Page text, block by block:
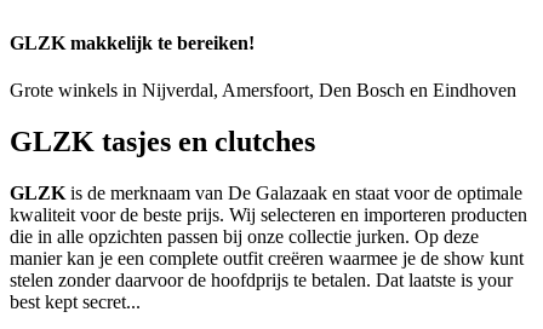
GLZK makkelijk te bereiken!
Grote winkels in Nijverdal, Amersfoort, Den Bosch en Eindhoven
GLZK tasjes en clutches
GLZK is de merknaam van De Galazaak en staat voor de optimale
kwaliteit voor de beste prijs. Wij selecteren en importeren producten
die in alle opzichten passen bij onze collectie jurken. Op deze
manier kan je een complete outfit creëren waarmee je de show kunt
stelen zonder daarvoor de hoofdprijs te betalen. Dat laatste is your
best kept secret...